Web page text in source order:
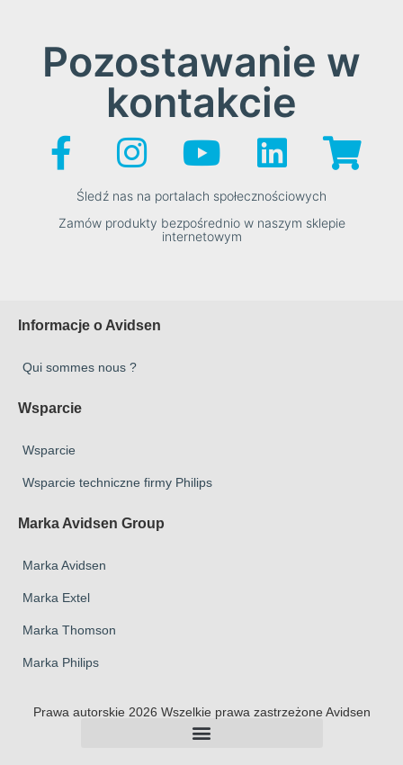
Pozostawanie w
kontakcie
Śledź nas na portalach społecznościowych
Zamów produkty bezpośrednio w naszym sklepie
internetowym
Informacje o Avidsen
Qui sommes nous ?
Wsparcie
Wsparcie
Wsparcie techniczne firmy Philips
Marka Avidsen Group
Marka Avidsen
Marka Extel
Marka Thomson
Marka Philips
Prawa autorskie 2026 Wszelkie prawa zastrzeżone Avidsen